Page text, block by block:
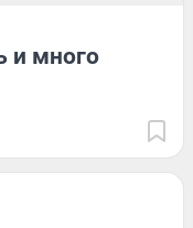
и много